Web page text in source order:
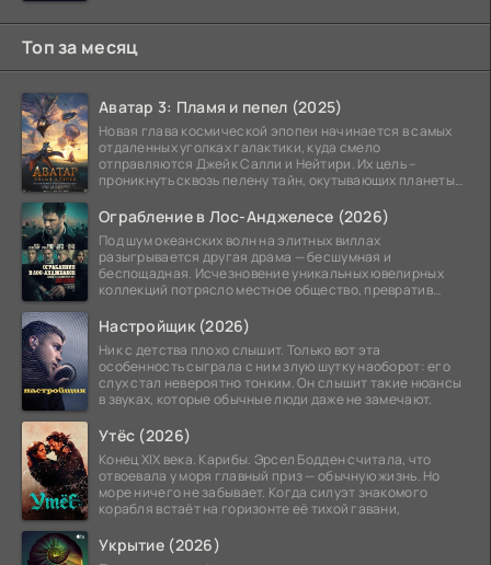
Топ за месяц
Аватар 3: Пламя и пепел (2025)
Новая глава космической эпопеи начинается в самых
отдаленных уголках галактики, куда смело
отправляются Джейк Салли и Нейтири. Их цель –
проникнуть сквозь пелену тайн, окутывающих планеты
Ограбление в Лос-Анджелесе (2026)
Под шум океанских волн на элитных виллах
разыгрывается другая драма — бесшумная и
беспощадная. Исчезновение уникальных ювелирных
коллекций потрясло местное общество, превратив
Настройщик (2026)
Ник с детства плохо слышит. Только вот эта
особенность сыграла с ним злую шутку наоборот: его
слух стал невероятно тонким. Он слышит такие нюансы
в звуках, которые обычные люди даже не замечают.
Утёс (2026)
Конец XIX века. Карибы. Эрсел Бодден считала, что
отвоевала у моря главный приз — обычную жизнь. Но
море ничего не забывает. Когда силуэт знакомого
корабля встаёт на горизонте её тихой гавани,
Укрытие (2026)